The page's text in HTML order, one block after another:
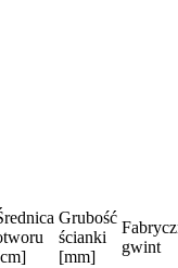
Grubość
ścianki
[mm]
gwint